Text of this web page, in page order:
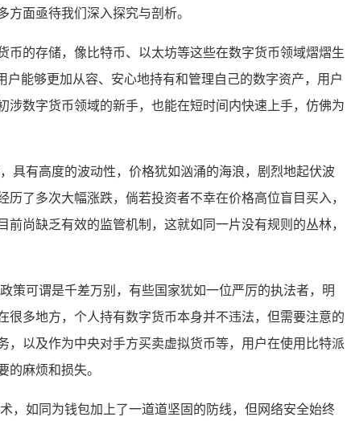
面亟待我们深入探究与剖析。
的存储，像比特币、以太坊等这些在数字货币领域熠熠生
能够更加从容、安心地持有和管理自己的数字资产，用户
数字货币领域的新手，也能在短时间内快速上手，仿佛为
具有高度的波动性，价格犹如汹涌的海浪，剧烈地起伏波
了多次大幅涨跌，倘若投资者不幸在价格高位盲目买入，
尚缺乏有效的监管机制，这就如同一片没有规则的丛林，
策可谓是千差万别，有些国家犹如一位严厉的执法者，明
多地方，个人持有数字货币本身并不违法，但需要注意的
以及作为中央对手方买卖虚拟货币等，用户在使用比特派
麻烦和损失。
，如同为钱包加上了一道道坚固的防线，但网络安全始终